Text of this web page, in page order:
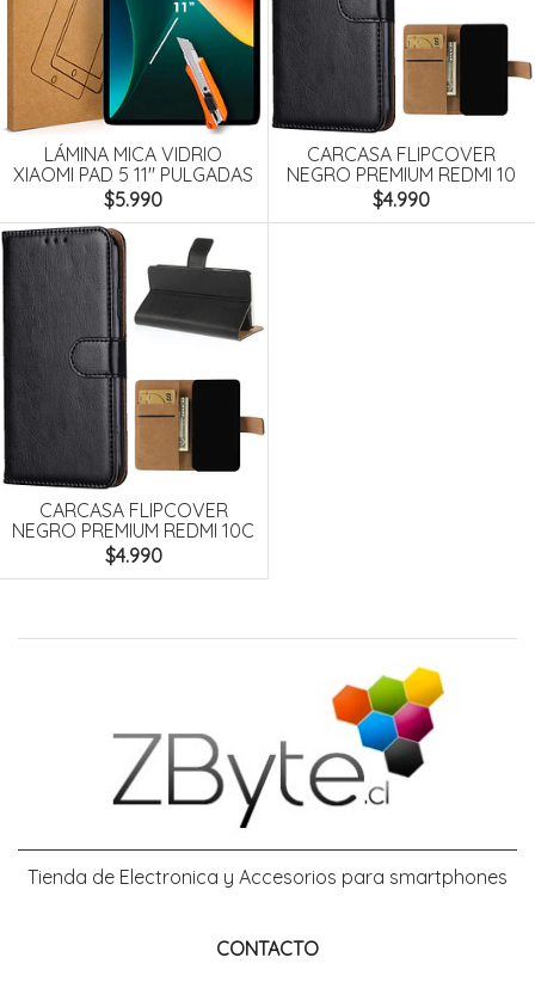
LÁMINA MICA VIDRIO
XIAOMI PAD 5 11" PULGADAS
$5.990
CARCASA FLIPCOVER
NEGRO PREMIUM REDMI 10
$4.990
CARCASA FLIPCOVER
NEGRO PREMIUM REDMI 10C
$4.990
Tienda de Electronica y Accesorios para smartphones
CONTACTO